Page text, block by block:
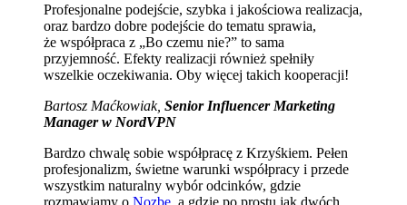
Profesjonalne podejście, szybka i jakościowa realizacja,
oraz bardzo dobre podejście do tematu sprawia,
że współpraca z „Bo czemu nie?” to sama
przyjemność. Efekty realizacji również spełniły
wszelkie oczekiwania. Oby więcej takich kooperacji!
Bartosz Maćkowiak, Senior Influencer Marketing
Manager w NordVPN
Bardzo chwalę sobie współpracę z Krzyśkiem. Pełen
profesjonalizm, świetne warunki współpracy i przede
wszystkim naturalny wybór odcinków, gdzie
rozmawiamy o Nozbe, a gdzie po prostu jak dwóch